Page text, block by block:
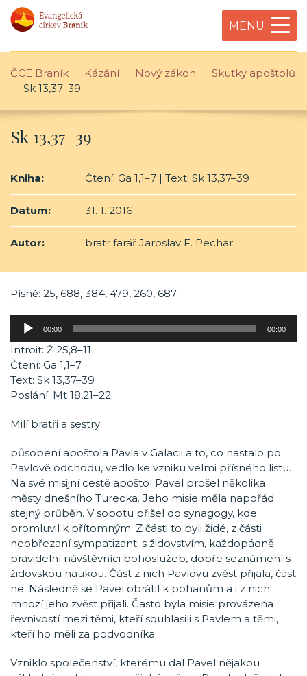
MENU
ČCE Braník Kázání Nový zákon
Skutky apoštolů
Sk 13,37–39
Sk 13,37–39
Kniha: Čtení: Ga 1,1–7 | Text: Sk 13,37–39
Datum: 31. 1. 2016
Autor: bratr farář Jaroslav F. Pechar
Písně: 25, 688, 384, 479, 260, 687
Audio
00:00 00:00
Introit: Ž 25,8–11
Čtení: Ga 1,1–7
Text: Sk 13,37–39
Poslání: Mt 18,21–22
Milí bratři a sestry
působení apoštola Pavla v Galacii a to, co nastalo po
Pavlově odchodu, vedlo ke vzniku velmi přísného listu.
Na své misijní cestě apoštol Pavel prošel několika
městy dnešního Turecka. Jeho misie měla napořád
stejný průběh. V sobotu přišel do synagogy, kde
promluvil k přítomným. Z části to byli židé, z části
neobřezaní sympatizanti s židovstvím, každopádně
pravidelní návštěvníci bohoslužeb, dobře seznámení s
židovskou naukou. Část z nich Pavlovu zvěst přijala, část
ne. Následně se Pavel obrátil k pohanům a i z nich
mnozí jeho zvěst přijali. Často byla misie provázena
řevnivostí mezi těmi, kteří souhlasili s Pavlem a těmi,
kteří ho měli za podvodníka
Vzniklo společenství, kterému dal Pavel nějakou